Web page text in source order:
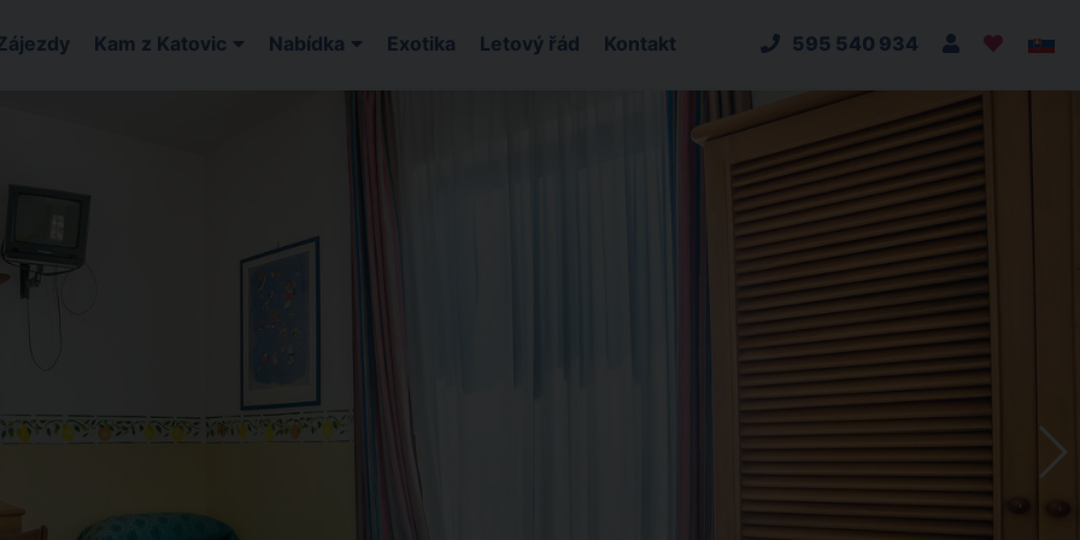
Kam z Katovic Nabídka Exotika Letový řád Kontakt 595 540 934